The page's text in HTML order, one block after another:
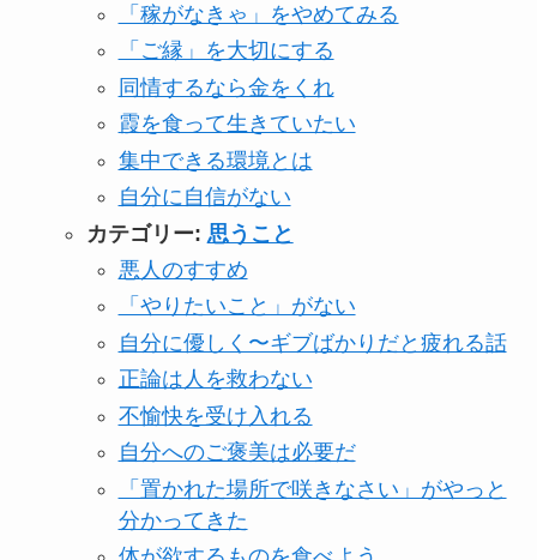
「稼がなきゃ」をやめてみる
「ご縁」を大切にする
同情するなら金をくれ
霞を食って生きていたい
集中できる環境とは
自分に自信がない
カテゴリー: 思うこと
悪人のすすめ
「やりたいこと」がない
自分に優しく〜ギブばかりだと疲れる話
正論は人を救わない
不愉快を受け入れる
自分へのご褒美は必要だ
「置かれた場所で咲きなさい」がやっと
分かってきた